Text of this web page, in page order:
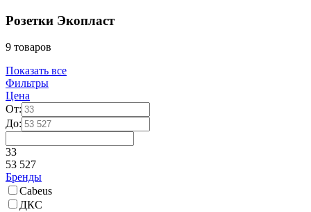
Розетки Экопласт
9 товаров
Показать все
Фильтры
Цена
От:
До:
33
53 527
Бренды
Cabeus
ДКС